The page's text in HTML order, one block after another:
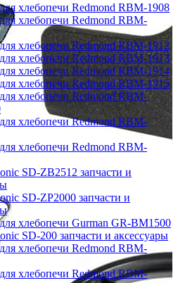
хлебопечи Redmond RBM-1908
хлебопечи Redmond RBM-
хлебопечи Redmond RBM-1912
хлебопечи Redmond RBM-1913
хлебопечи Redmond RBM-1914
хлебопечи Redmond RBM-1915
хлебопечи Redmond RBM-
хлебопечи Redmond RBM-
хлебопечи Redmond RBM-
SD-ZB2512 запчасти и
SD-ZP2000 запчасти и
хлебопечи Gurman GR-BM1500
SD-200 запчасти и аксессуары
хлебопечи Redmond RBM-
хлебопечи Redmond RBM-